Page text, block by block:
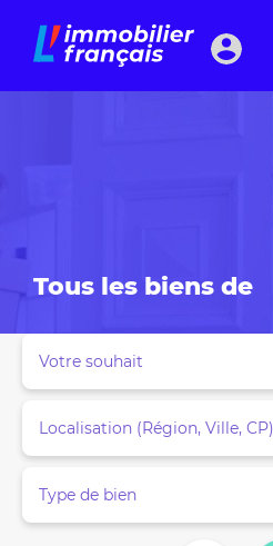
Tous les biens de
Votre souhait
Localisation (Région, Ville, CP)
Type de bien